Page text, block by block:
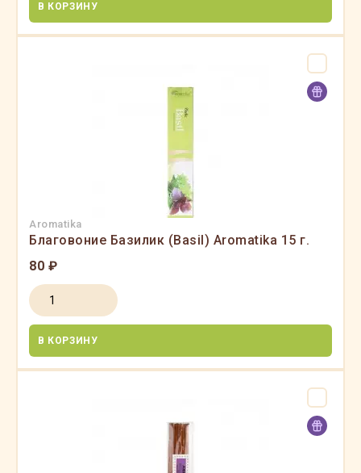
В КОРЗИНУ
Aromatika
Благовоние Базилик (Basil) Aromatika 15 г.
80 ₽
В КОРЗИНУ